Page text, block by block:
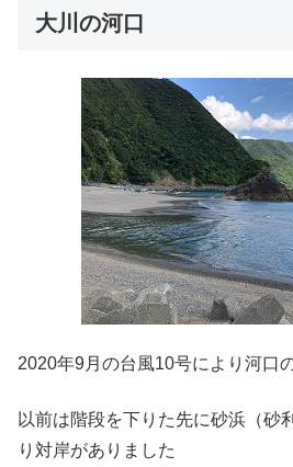
大川の河口
2020年9月の台風10号により河口
以前は階段を下りた先に砂浜（砂
り対岸がありました